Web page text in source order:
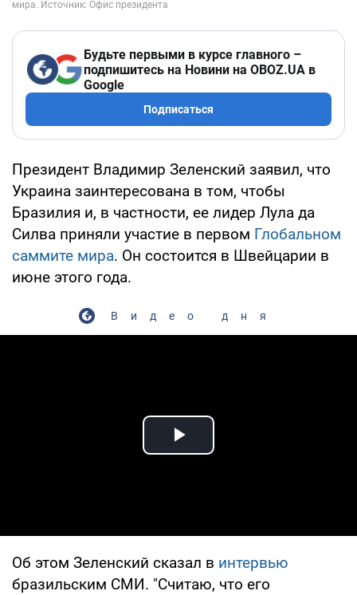
Будьте первыми в курсе главного –
подпишитесь на Новини на OBOZ.UA в
Google
Подписаться
Президент Владимир Зеленский заявил, что
Украина заинтересована в том, чтобы
Бразилия и, в частности, ее лидер Лула да
Силва приняли участие в первом Глобальном
саммите мира. Он состоится в Швейцарии в
июне этого года.
Видео дня
Play Video
Об этом Зеленский сказал в интервью
бразильским СМИ. "Считаю, что его